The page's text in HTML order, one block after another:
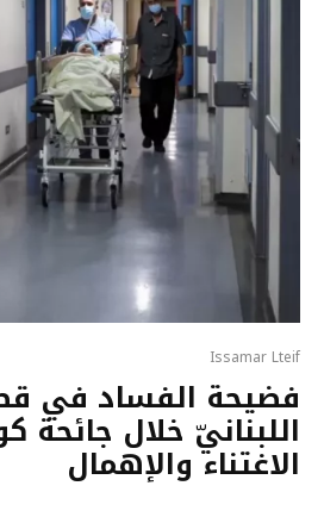
Issamar Lteif
فضيحة الفساد في
اللبنانيّ خلال جائحة
الاغتناء والإهمال